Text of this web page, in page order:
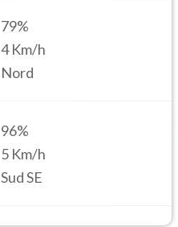
79%
4Km/h
Nord
96%
5 Km/h
Sud SE